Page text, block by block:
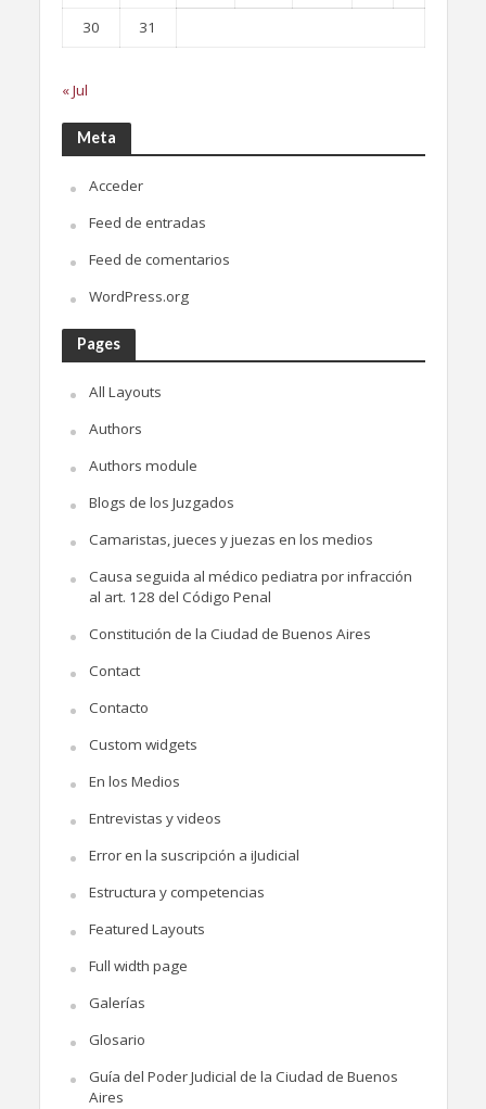
30
31
« Jul
Meta
Acceder
Feed de entradas
Feed de comentarios
WordPress.org
Pages
All Layouts
Authors
Authors module
Blogs de los Juzgados
Camaristas, jueces y juezas en los medios
Causa seguida al médico pediatra por infracción
al art. 128 del Código Penal
Constitución de la Ciudad de Buenos Aires
Contact
Contacto
Custom widgets
En los Medios
Entrevistas y videos
Error en la suscripción a iJudicial
Estructura y competencias
Featured Layouts
Full width page
Galerías
Glosario
Guía del Poder Judicial de la Ciudad de Buenos
Aires